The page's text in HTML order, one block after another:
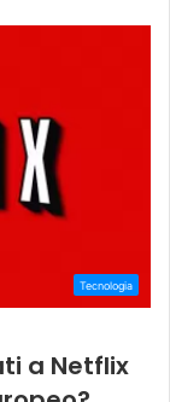
Tecnologia
a Netflix